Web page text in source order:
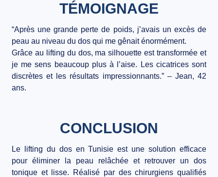
TÉMOIGNAGE
“Après une grande perte de poids, j’avais un excès de
peau au niveau du dos qui me gênait énormément.
Grâce au lifting du dos, ma silhouette est transformée et
je me sens beaucoup plus à l’aise. Les cicatrices sont
discrètes et les résultats impressionnants.” – Jean, 42
ans.
CONCLUSION
Le lifting du dos en Tunisie est une solution efficace
pour éliminer la peau relâchée et retrouver un dos
tonique et lisse. Réalisé par des chirurgiens qualifiés